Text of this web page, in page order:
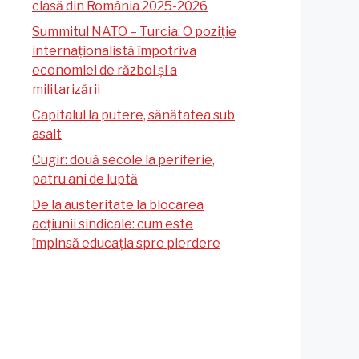
clasă din România 2025-2026
Summitul NATO – Turcia: O poziție
internaționalistă împotriva
economiei de război și a
militarizării
Capitalul la putere, sănătatea sub
asalt
Cugir: două secole la periferie,
patru ani de luptă
De la austeritate la blocarea
acțiunii sindicale: cum este
împinsă educația spre pierdere